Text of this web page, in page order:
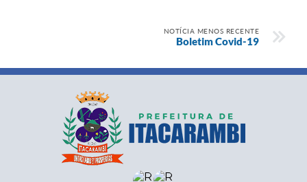
NOTÍCIA MENOS RECENTE
Boletim Covid-19